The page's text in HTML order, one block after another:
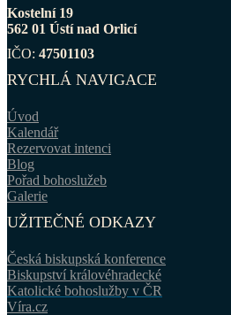
Kostelní 19
562 01 Ústí nad Orlicí
IČO: 47501103
RYCHLÁ NAVIGACE
Úvod
Kalendář
Rezervovat intenci
Blog
Pořad bohoslužeb
Galerie
UŽITEČNÉ ODKAZY
Česká biskupská konference
Biskupství královéhradecké
Katolické bohoslužby v ČR
Víra.cz